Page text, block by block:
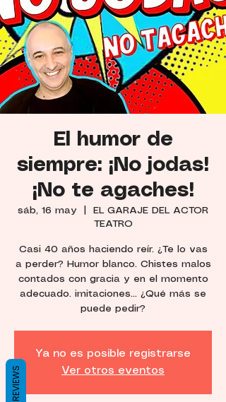
El humor de
siempre: ¡No jodas!
¡No te agaches!
sáb, 16 may
EL GARAJE DEL ACTOR
TEATRO
Casi 40 años haciendo reír. ¿Te lo vas
a perder? Humor blanco. Chistes malos
contados con gracia y en el momento
adecuado. imitaciones... ¿Qué más se
puede pedir?
Ya no es posible registrarse
Ver otros eventos
REVIEWS